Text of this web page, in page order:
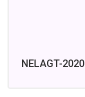
NELAGT-2020